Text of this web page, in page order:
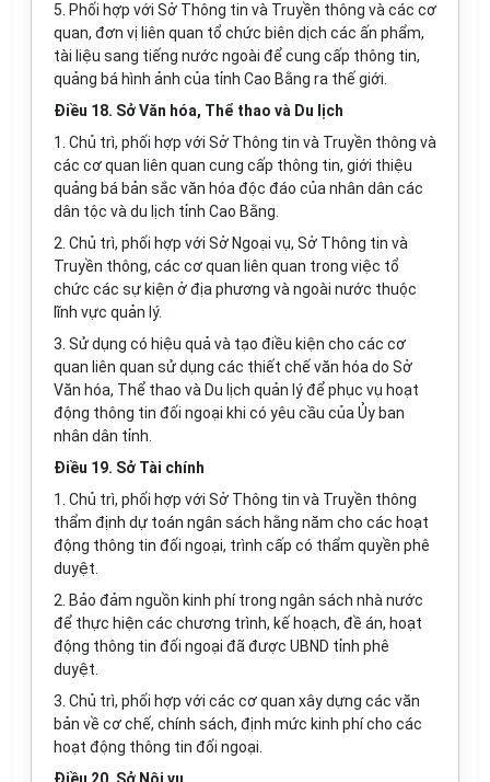
5. Phối hợp với Sở Thông tin và Truyền thông và các cơ
quan, đơn vị liên quan tổ chức biên dịch các ấn phẩm,
tài liệu sang tiếng nước ngoài để cung cấp thông tin,
quảng bá hình ảnh của tỉnh Cao Bằng ra thế giới.
Điều 18. Sở Văn hóa, Thể thao và Du lịch
1. Chủ trì, phối hợp với Sở Thông tin và Truyền thông và
các cơ quan liên quan cung cấp thông tin, giới thiệu
quảng bá bản sắc văn hóa độc đáo của nhân dân các
dân tộc và du ịch tỉnh Cao Bằng.
2. Chủ trì, phối hợp với Sở Ngoại vụ, Sở Thông tin và
Truyền thông, các cơ quan liên quan trong việc tổ
chức các sự kiện ở địa phương và ngoài nước thuộc
lĩnh vực quản lý.
3. Sử dụng có hiệu quả và tạo điều kiện cho các cơ
quan liên quan sử dụng các thiết chế văn hóa do Sở
Văn hóa, Thể thao và Du lịch quản l ýđể phục vụ hoạt
động thông tin đối ngoại khi có yêu cầu của Ủy ban
nhân dân tỉnh.
Điều 19. Sở Tài chính
1. Chủ trì, phối hợp với Sở Thông tin và Truyền thông
thẩm định dự toán ngân sách hằng năm cho các hoạt
động thông tin đối ngoại, trình cấp có thẩm quyền phê
duyệt.
2. Bảo đảm nguồn kinh phí trong ngân sách nhà nước
để thực hiện các chương trình, kế hoạch, đề án, hoạt
động thông tin đối ngoại đã được UBND tỉnh phê
duyệt.
3. Chủ trì, phối hợp với các cơ quan xây dựng các văn
bản về cơ chế, chính sách, định mức kinh phí cho các
hoạt động thông tin đối ngoại.